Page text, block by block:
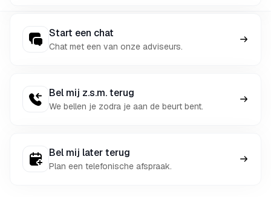
Start een chat
Chat met een van onze adviseurs.
Bel mij z.s.m. terug
We bellen je zodra je aan de beurt bent.
Bel mij later terug
Plan een telefonische afspraak.